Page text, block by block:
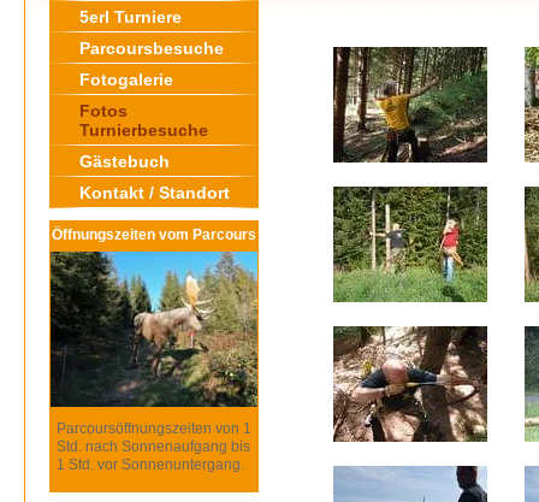
5erl Turniere
Parcoursbesuche
Fotogalerie
Fotos
Turnierbesuche
Gästebuch
Kontakt / Standort
Öffnungszeiten vom Parcours
Parcoursöffnungszeiten von 1
Std. nach Sonnenaufgang bis
1 Std. vor Sonnenuntergang.